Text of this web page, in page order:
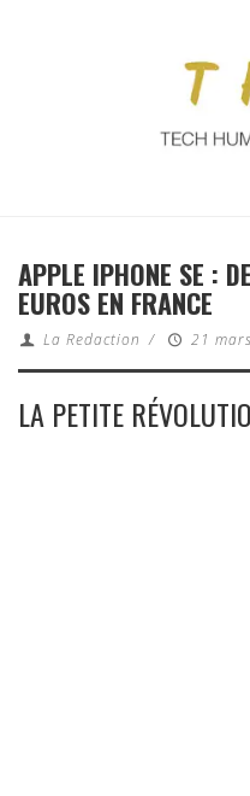
APPLE IPHONE SE :
EUROS EN FRANCE
La Redaction / 21
LA PETITE